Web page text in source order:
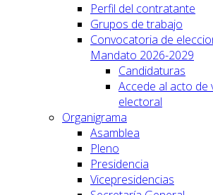
Perfil del contratante
Grupos de trabajo
Convocatoria de
Mandato 2026-2029
Candidaturas
Accede al acto
electoral
Organigrama
Asamblea
Pleno
Presidencia
Vicepresidencias